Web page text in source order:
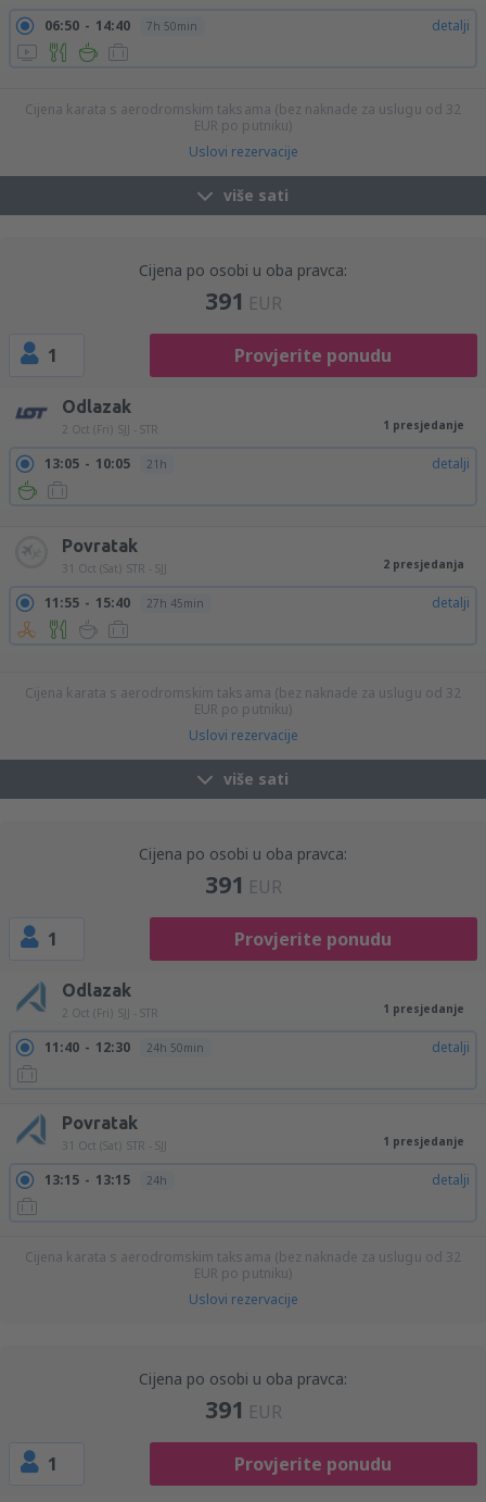
06:50 14:40 7h 50min detalji
Cijena karata s aerodromskim taksama (bez naknade za uslugu od 32
EUR po putniku)
Uslovi rezervacije
više sati
Cijena po osobi u oba pravca:
391 EUR
1 Provjerite ponudu
Odlazak
2 Oct (Fri) SJJ - STR 1 presjedanje
13:05 10:05 21h detalji
Povratak
31 Oct (Sat) STR - SJJ 2 presjedanja
11:55 15:40 27h 45min detalji
Cijena karata s aerodromskim taksama (bez naknade za uslugu od 32
EUR po putniku)
Uslovi rezervacije
više sati
Cijena po osobi u oba pravca:
391 EUR
1 Provjerite ponudu
Odlazak
2 Oct (Fri) SJJ - STR 1 presjedanje
11:40 12:30 24h 50min detalji
Povratak
31 Oct (Sat) STR - SJJ 1 presjedanje
13:15 13:15 24h detalji
Cijena karata s aerodromskim taksama (bez naknade za uslugu od 32
EUR po putniku)
Uslovi rezervacije
Cijena po osobi u oba pravca:
391 EUR
1 Provjerite ponudu